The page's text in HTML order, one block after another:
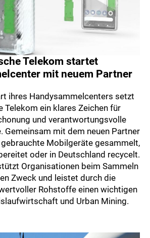
Telekom startet
mit neuem Partner
ihres Handysammelcenters setzt
Telekom ein klares Zeichen für
und verantwortungsvolle
Gemeinsam mit dem neuen Partner
Mobilgeräte gesammelt,
oder in Deutschland recycelt.
Organisationen beim Sammeln
Zweck und leistet durch die
Rohstoffe einen wichtigen
und Urban Mining.